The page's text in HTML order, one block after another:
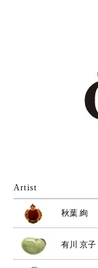
Artist
秋葉 絢
有川 京子